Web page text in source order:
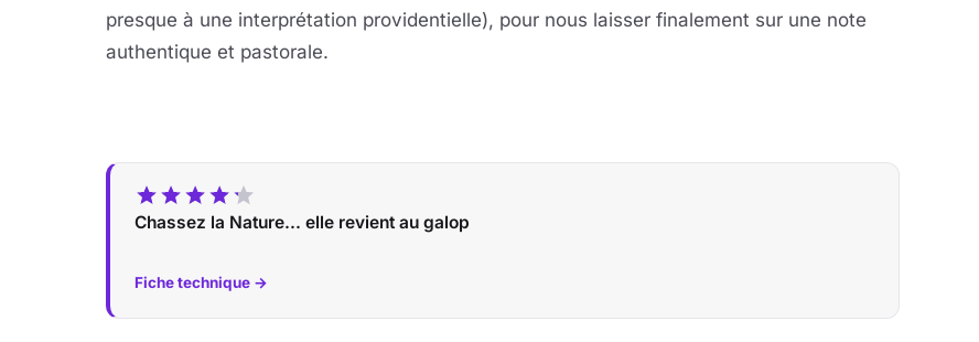
presque à une interprétation providentielle), pour nous laisser finalement sur une note
authentique et pastorale.
Chassez la Nature... elle revient au galop
Fiche technique →